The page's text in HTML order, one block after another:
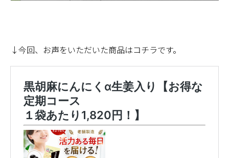
↓今回、お声をいただいた商品はコチラです。